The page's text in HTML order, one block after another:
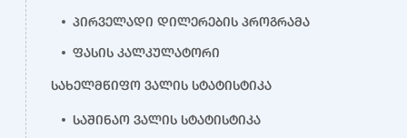
პირველადი დილერების პროგრამა
ფასის კალკულატორი
სახელმწიფო ვალის სტატისტიკა
საშინაო ვალის სტატისტიკა